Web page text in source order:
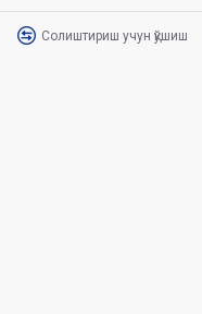
Солиштириш учун қўшиш